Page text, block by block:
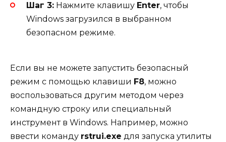
Шаг 3: Нажмите клавишу Enter, чтобы
Windows загрузился в выбранном
безопасном режиме.
Если вы не можете запустить безопасный
режим с помощью клавиши F8, можно
воспользоваться другим методом через
командную строку или специальный
инструмент в Windows. Например, можно
ввести команду rstrui.exe для запуска утилиты